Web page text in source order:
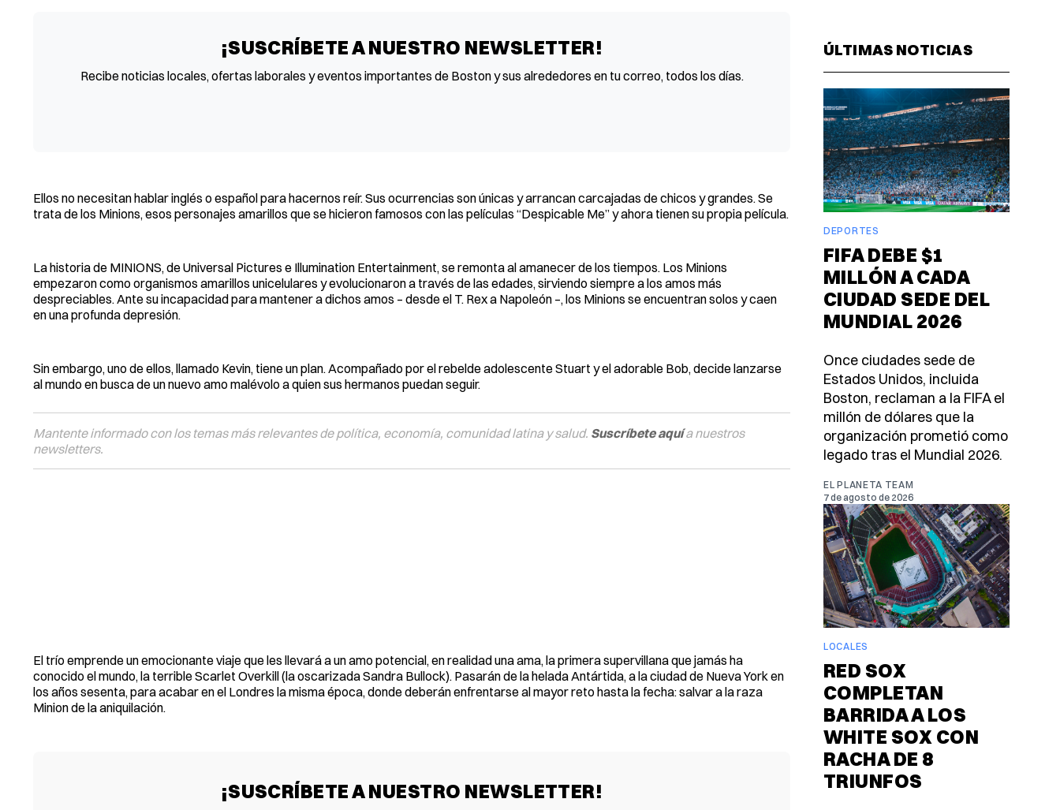
¡SUSCRÍBETE A NUESTRO NEWSLETTER!
Recibe noticias locales, ofertas laborales y eventos importantes de Boston y sus alrededores en tu correo, todos los días.
Ellos no necesitan hablar inglés o español para hacernos reír. Sus ocurrencias son únicas y arrancan carcajadas de chicos y grandes. Se
trata de los Minions, esos personajes amarillos que se hicieron famosos con las películas “Despicable Me” y ahora tienen su propia película.
La historia de MINIONS, de Universal Pictures e Illumination Entertainment, se remonta al amanecer de los tiempos. Los Minions
empezaron como organismos amarillos unicelulares y evolucionaron a través de las edades, sirviendo siempre a los amos más
despreciables. Ante su incapacidad para mantener a dichos amos – desde el T. Rex a Napoleón –, los Minions se encuentran solos y caen
en una profunda depresión.
Sin embargo, uno de ellos, llamado Kevin, tiene un plan. Acompañado por el rebelde adolescente Stuart y el adorable Bob, decide lanzarse
al mundo en busca de un nuevo amo malévolo a quien sus hermanos puedan seguir.
Mantente informado con los temas más relevantes de política, economía, comunidad latina y salud. Suscríbete aquía nuestros
newsletters.
El trío emprende un emocionante viaje que les llevará a un amo potencial, en realidad una ama, la primera supervillana que jamás ha
conocido el mundo, la terrible Scarlet Overkill (la oscarizada Sandra Bullock). Pasarán de la helada Antártida, a la ciudad de Nueva York en
los años sesenta, para acabar en el Londres la misma época, donde deberán enfrentarse al mayor reto hasta la fecha: salvar a la raza
Minion de la aniquilación.
¡SUSCRÍBETE A NUESTRO NEWSLETTER!
ÚLTIMAS NOTICIAS
DEPORTES
FIFA DEBE $1
MILLÓN A CADA
CIUDAD SEDE DEL
MUNDIAL 2026
Once ciudades sede de
Estados Unidos, incluida
Boston, reclaman a la FIFA el
millón de dólares que la
organización prometió como
legado tras el Mundial 2026.
EL PLANETA TEAM
7 de agosto de 2026
LOCALES
RED SOX
COMPLETAN
BARRIDA A LOS
WHITE SOX CON
RACHA DE 8
TRIUNFOS